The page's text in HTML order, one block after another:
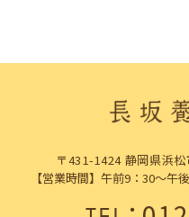
〒431-1424 静岡県浜
【営業時間】午前9：30～午